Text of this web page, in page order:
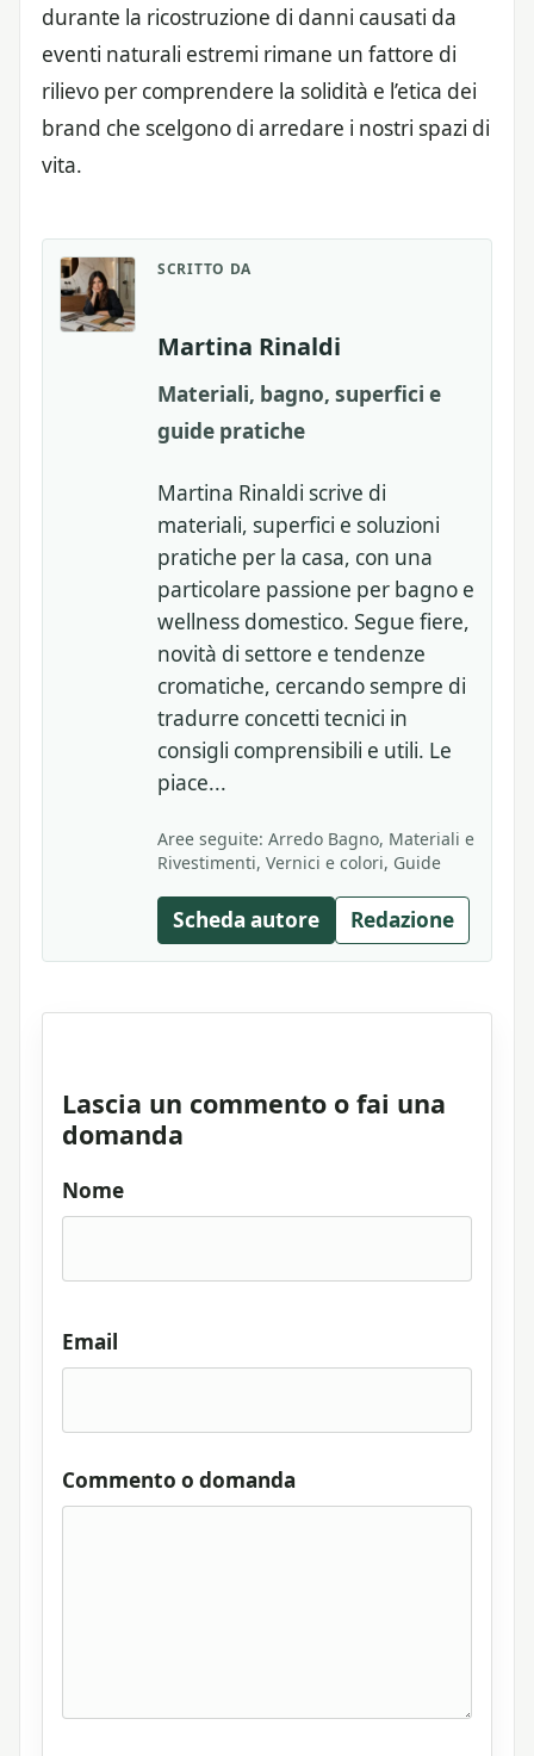
durante la ricostruzione di danni causati da
eventi naturali estremi rimane un fattore di
rilievo per comprendere la solidità e l’etica dei
brand che scelgono di arredare i nostri spazi di
vita.
SCRITTO DA
Martina Rinaldi
Materiali, bagno, superfici e
guide pratiche
Martina Rinaldi scrive di
materiali, superfici e soluzioni
pratiche per la casa, con una
particolare passione per bagno e
wellness domestico. Segue fiere,
novità di settore e tendenze
cromatiche, cercando sempre di
tradurre concetti tecnici in
consigli comprensibili e utili. Le
piace...
Aree seguite: Arredo Bagno, Materiali e
Rivestimenti, Vernici e colori, Guide
Scheda autore Redazione
Lascia un commento o fai una
domanda
Nome
Email
Commento o domanda